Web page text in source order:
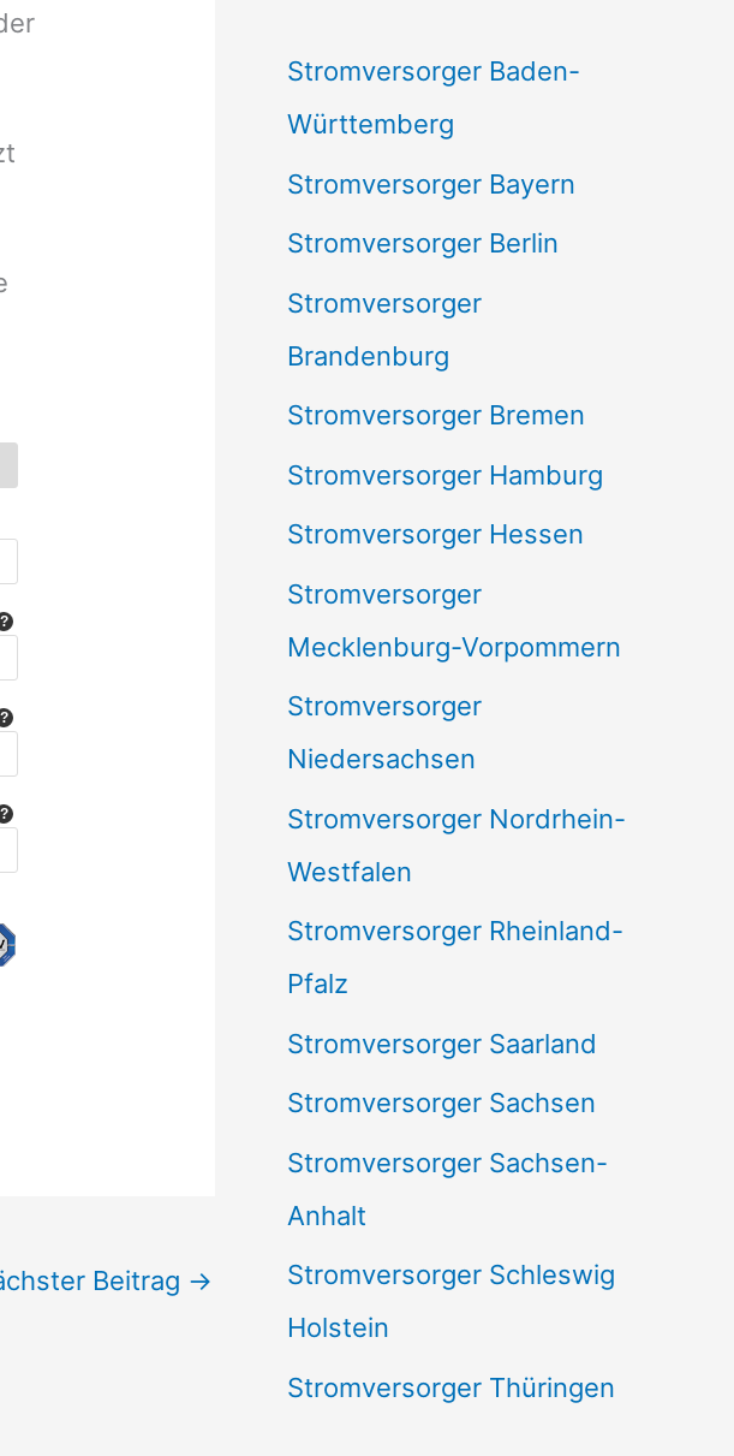
Beitrag →
Stromversorger Baden-
Württemberg
Stromversorger Bayern
Stromversorger Berlin
Stromversorger
Brandenburg
Stromversorger Bremen
Stromversorger Hamburg
Stromversorger Hessen
Stromversorger
Mecklenburg-Vorpommern
Stromversorger
Niedersachsen
Stromversorger Nordrhein-
Westfalen
Stromversorger Rheinland-
Pfalz
Stromversorger Saarland
Stromversorger Sachsen
Stromversorger Sachsen-
Anhalt
Stromversorger Schleswig
Holstein
Stromversorger Thüringen